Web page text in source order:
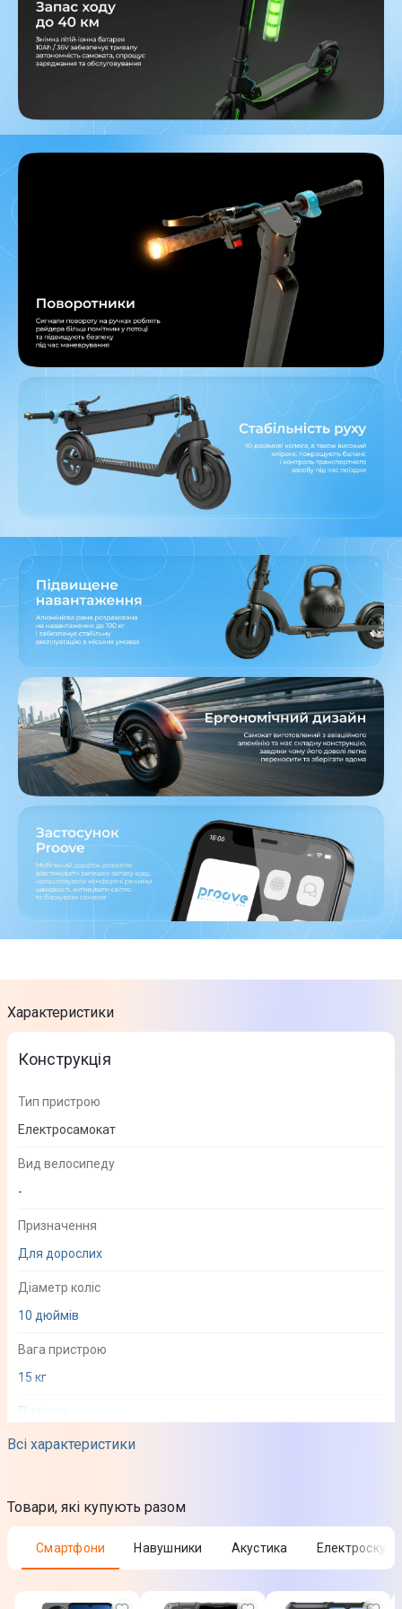
Характеристики
Всі характеристики
Конструкція
Тип пристрою
Електросамокат
Вид велосипеду
-
Призначення
Для дорослих
Діаметр коліс
10 дюймів
Вага пристрою
15 кг
Так
Дискова
Механічна
Розташування гальмівної системи
Товари, які купують разом
Смартфони Навушники Акустика